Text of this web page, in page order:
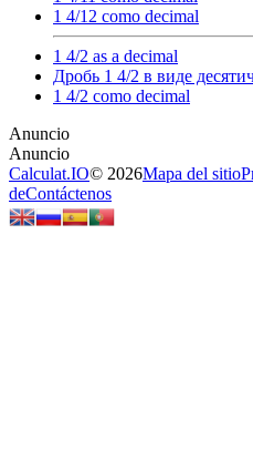
1 4/12 como decimal
1 4/2 as a decimal
Дробь 1 4/2 в виде
1 4/2 como decimal
Calculat.IO© 2026Mapa del sitio
deContáctenos